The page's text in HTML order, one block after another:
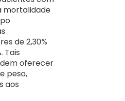
mortalidade
de 2,30%
Tais
oferecer
peso,
aos